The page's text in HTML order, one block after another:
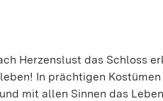
Herzenslust das Schloss
In prächtigen
mit allen Sinnen das